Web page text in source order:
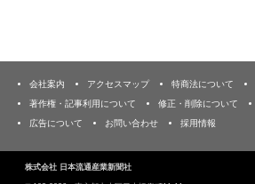
会社案内 アクセスマップ 特商法について
著作権・記事利用について
修正・削除について
広告について
お問い合わせ 採用情報
株式会社 日本流通産業新聞社